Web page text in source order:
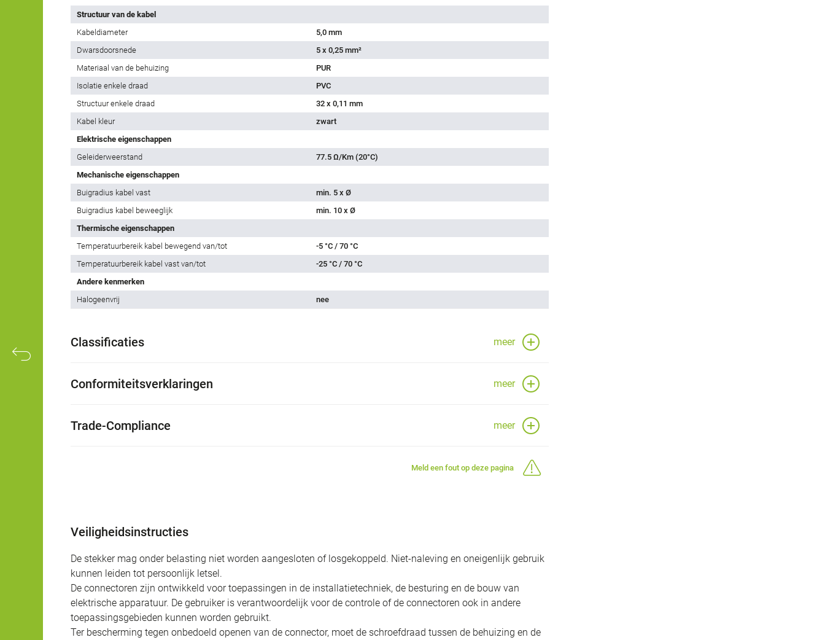
Structuur van de kabel
Kabeldiameter
5,0 mm
Dwarsdoorsnede
5 x 0,25 mm²
Materiaal van de behuizing
PUR
Isolatie enkele draad
PVC
Structuur enkele draad
32 x 0,11 mm
Kabel kleur
zwart
Elektrische eigenschappen
Geleiderweerstand
77.5 Ω/Km (20°C)
Mechanische eigenschappen
Buigradius kabel vast
min. 5 x Ø
Buigradius kabel beweeglijk
min. 10 x Ø
Thermische eigenschappen
Temperatuurbereik kabel bewegend van/tot
-5 °C / 70 °C
Temperatuurbereik kabel vast van/tot
-25 °C / 70 °C
Andere kenmerken
Halogeenvrij
nee
Classificaties meer
Conformiteitsverklaringen meer
Trade-Compliance meer
Meld een fout op deze pagina
Veiligheidsinstructies
De stekker mag onder belasting niet worden aangesloten of losgekoppeld. Niet-naleving en oneigenlijk gebruik
kunnen leiden tot persoonlijk letsel.
De connectoren zijn ontwikkeld voor toepassingen in de installatietechniek, de besturing en de bouw van
elektrische apparatuur. De gebruiker is verantwoordelijk voor de controle of de connectoren ook in andere
toepassingsgebieden kunnen worden gebruikt.
Ter bescherming tegen onbedoeld openen van de connector, moet de schroefdraad tussen de behuizing en de